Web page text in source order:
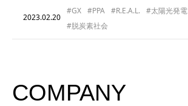
2023.02.20
#GX #PPA #R.E.A.L.
#太陽光発電
#脱炭素社会
COMPANY